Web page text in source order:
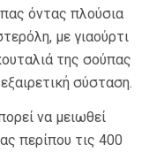
όντας πλούσια
με γιαούρτι
της σούπας
σύσταση.
να μειωθεί
περίπου τις 400